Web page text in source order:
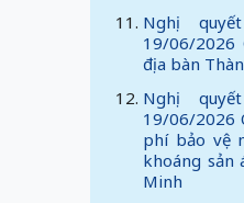
Nghị
19/06/
địa bàn
Nghị
19/06/2026
phí bảo vệ
khoáng sản
Minh